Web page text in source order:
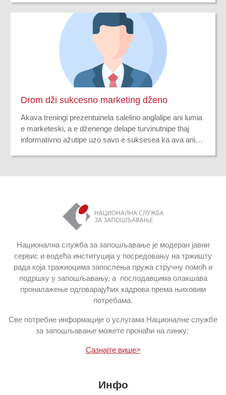
bućarnipe, prekal treningi savo dela tumenge ažutipe
prekal bibućarne džene te pindžaren poro ekspertizmi
thaj šajipe, a ini motivacia e dženosko aktivno te rodol
Drom dži sukcesno marketing dženo
Akava treningi prezentuinela salelino anglalipe ani lumia
e marketeski, a e dženenge delape turvinutnipe thaj
informativno ažutipe uzo savo e suksesea ka ava ani
Национална служба за запошљавање је модеран јавни
сервис и водећа институција у посредовању на тржишту
рада која тражиоцима запослења пружа стручну помоћ и
подршку у запошљавању, а послодавцима олакшава
проналажење одговарајућих кадрова према њиховим
потребама.
Све потребне информације о услугама Националне службе
за запошљавање можете пронаћи на линку:
Сазнајте више>
Инфо